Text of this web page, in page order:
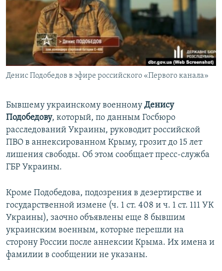
ПОБЕДИТЕЛЕЙ НЕ СУДЯТ?
КРЫМ.НЕПОКОРЕННЫЙ
ELIFBE
УКРАИНСКАЯ ПРОБЛЕМА КРЫМА
ПРИСОЕДИНЯЙТЕСЬ!
Все сайты RFE/RL
Денис Подобедов в эфире российского «Первого канала»
Бывшему украинскому военному Денису
Подобедову, который, по данным Госбюро
расследований Украины, руководит российской
ПВО в аннексированном Крыму, грозит до 15 лет
лишения свободы. Об этом сообщает пресс-служба
ГБР Украины.
Кроме Подобедова, подозрения в дезертирстве и
государственной измене (ч. 1 ст. 408 и ч. 1 ст. 111 УК
Украины), заочно объявлены еще 8 бывшим
украинским военным, которые перешли на
сторону России после аннексии Крыма. Их имена и
фамилии в сообщении не указаны.